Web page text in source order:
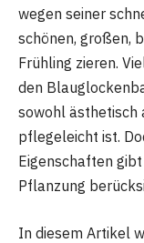
wegen seiner
schönen, großen,
Frühling zieren.
den
sowohl ästhetisch
pflegeleicht ist.
Eigenschaften
Pflanzung
In diesem Artikel